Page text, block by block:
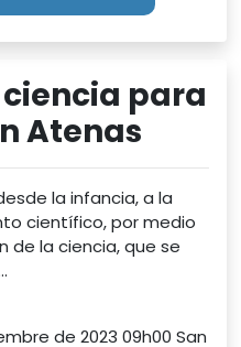
para
Atenas
la infancia, a la
científico, por medio
de la ciencia, que se
de 2023 09h00 San